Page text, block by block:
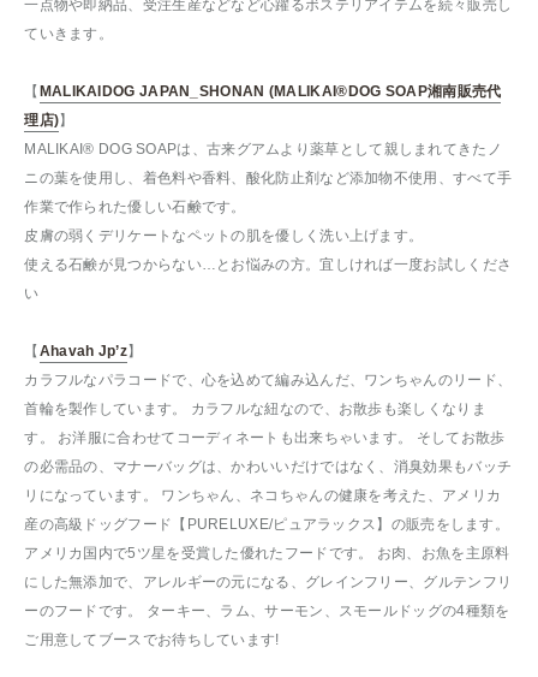
一点物や即納品、受注生産などなど心躍るボステリアイテムを続々販売し
ていきます。
【 MALIKAIDOG JAPAN_SHONAN (MALIKAI®︎DOG SOAP湘南販売代
理店)】
MALIKAI® DOG SOAPは、古来グアムより薬草として親しまれてきたノ
ニの葉を使用し、着色料や香料、酸化防止剤など添加物不使用、すべて手
作業で作られた優しい石鹸です。
皮膚の弱くデリケートなペットの肌を優しく洗い上げます。
使える石鹸が見つからない…とお悩みの方。宜しければ一度お試しくださ
い
【 Ahavah Jp’z】
カラフルなパラコードで、心を込めて編み込んだ、ワンちゃんのリード、
首輪を製作しています。 カラフルな紐なので、お散歩も楽しくなりま
す。 お洋服に合わせてコーディネートも出来ちゃいます。 そしてお散歩
の必需品の、マナーバッグは、かわいいだけではなく、消臭効果もバッチ
リになっています。 ワンちゃん、ネコちゃんの健康を考えた、アメリカ
産の高級ドッグフード【PURELUXE/ピュアラックス】の販売をします。
アメリカ国内で5ツ星を受賞した優れたフードです。 お肉、お魚を主原料
にした無添加で、アレルギーの元になる、グレインフリー、グルテンフリ
ーのフードです。 ターキー、ラム、サーモン、スモールドッグの4種類を
ご用意してブースでお待ちしています!